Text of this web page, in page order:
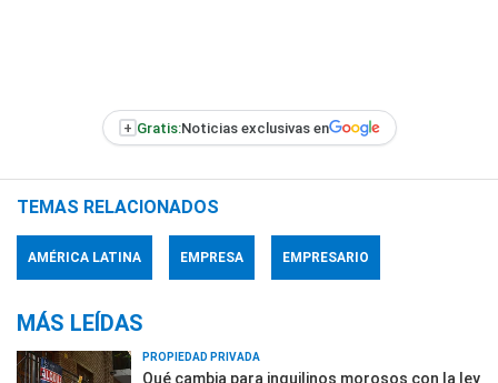
+ Gratis:Noticias exclusivas en
TEMAS RELACIONADOS
AMÉRICA LATINA EMPRESA EMPRESARIO
MÁS LEÍDAS
PROPIEDAD PRIVADA
Qué cambia para inquilinos morosos con la ley